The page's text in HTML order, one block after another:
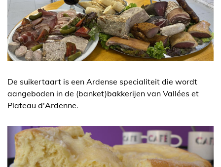
De suikertaart is een Ardense specialiteit die wordt
aangeboden in de (banket)bakkerijen van Vallées et
Plateau d'Ardenne.